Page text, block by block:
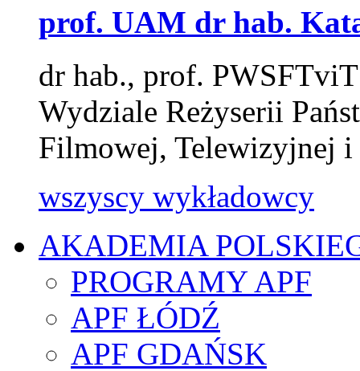
prof. UAM dr hab.
dr hab., prof.
Wydziale Reżyserii
Filmowej, Telewizyjnej
wszyscy wykładowcy
AKADEMIA
PROGRAMY APF
APF ŁÓDŹ
APF GDAŃSK